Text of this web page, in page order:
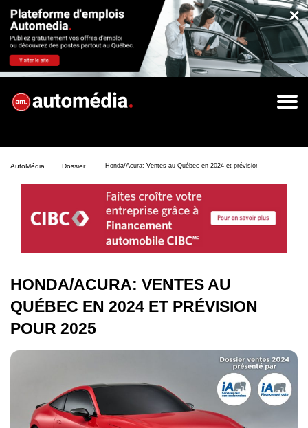
×
AutoMédia Dossier Honda/Acura: Ventes au Québec en 2024 et prévision pour 2025
HONDA/ACURA: VENTES AU
QUÉBEC EN 2024 ET PRÉVISION
POUR 2025